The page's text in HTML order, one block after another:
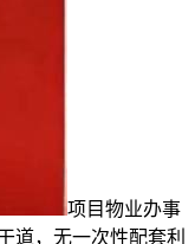
项目物业办事
道，无一次性配套利